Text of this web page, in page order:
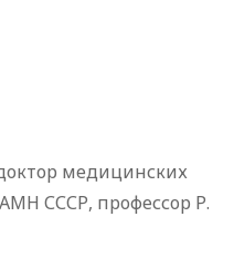
медицинских
СССР, профессор Р.